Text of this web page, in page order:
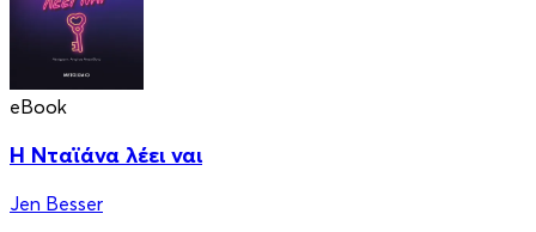
eBook
Η Νταϊάνα λέει ναι
Jen Besser